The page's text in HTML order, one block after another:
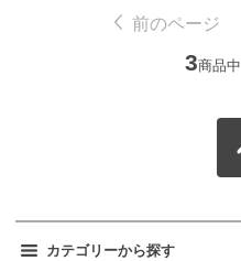
前のページ
3商品中
カテゴリーから探す